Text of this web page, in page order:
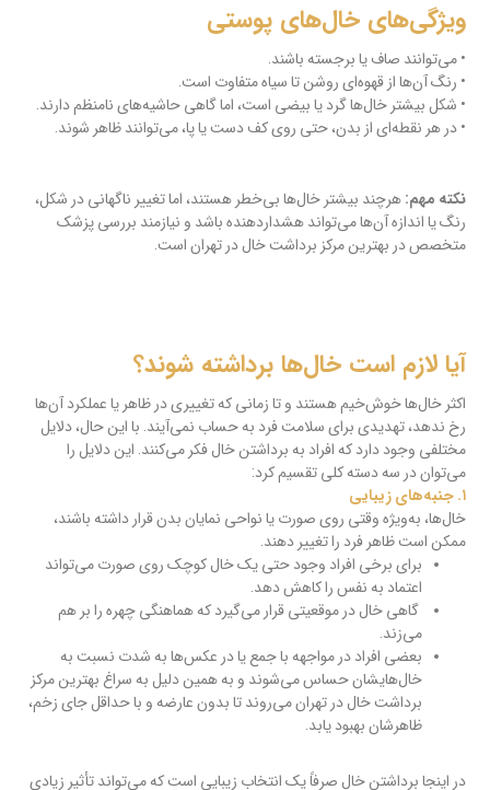
ویژگی‌های خال‌های پوستی
• می‌توانند صاف یا برجسته باشند.
• رنگ آن‌ها از قهوه‌ای روشن تا سیاه متفاوت است.
• شکل بیشتر خال‌ها گرد یا بیضی است، اما گاهی حاشیه‌های نامنظم دارند.
• در هر نقطه‌ای از بدن، حتی روی کف دست یا پا، می‌توانند ظاهر شوند.
نکته مهم: هرچند بیشتر خال‌ها بی‌خطر هستند، اما تغییر ناگهانی در شکل،
رنگ یا اندازه آن‌ها می‌تواند هشداردهنده باشد و نیازمند بررسی پزشک
متخصص در بهترین مرکز برداشت خال در تهران است.
آیا لازم است خال‌ها برداشته شوند؟
اکثر خال‌ها خوش‌خیم هستند و تا زمانی که تغییری در ظاهر یا عملکرد آن‌ها
رخ ندهد، تهدیدی برای سلامت فرد به حساب نمی‌آیند. با این حال، دلایل
مختلفی وجود دارد که افراد به برداشتن خال فکر می‌کنند. این دلایل را
می‌توان در سه دسته کلی تقسیم کرد:
۱. جنبه‌های زیبایی
خال‌ها، به‌ویژه وقتی روی صورت یا نواحی نمایان بدن قرار داشته باشند،
ممکن است ظاهر فرد را تغییر دهند.
برای برخی افراد وجود حتی یک خال کوچک روی صورت می‌تواند
اعتماد به نفس را کاهش دهد.
گاهی خال در موقعیتی قرار می‌گیرد که هماهنگی چهره را بر هم
می‌زند.
بعضی افراد در مواجهه با جمع یا در عکس‌ها به شدت نسبت به
خال‌هایشان حساس می‌شوند و به همین دلیل به سراغ بهترین مرکز
برداشت خال در تهران می‌روند تا بدون عارضه و با حداقل جای زخم،
ظاهرشان بهبود یابد.
در اینجا برداشتن خال صرفاً یک انتخاب زیبایی است که می‌تواند تأثیر زیادی